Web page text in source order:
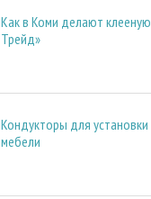
Как в Коми делают
Трейд»
Кондукторы для
мебели